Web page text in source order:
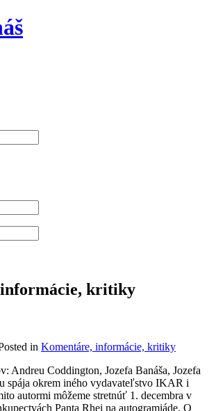
kritiky
in Komentáre, informácie, kritiky
Andreu Coddington, Jozefa Banáša, Jozefa
spája okrem iného vydavateľstvo IKAR i
autormi môžeme stretnúť 1. decembra v
Panta Rhei na autogramiáde. O